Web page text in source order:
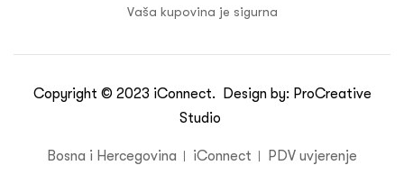
Vaša kupovina je sigurna
Copyright © 2023 iConnect. Design by: ProCreative
Studio
Bosna i Hercegovina iConnect PDV uvjerenje